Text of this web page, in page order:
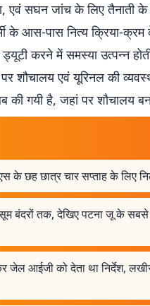
एवं सघन जांच के लिए तैनाती के
के आस-पास नित्य क्रिया-
करने में समस्या उत्पन्न
शौचालय एवं यूरिनल की
गयी है, जहां पर शौचालय
के छह छात्र चार सप्ताह के लिए
बंदरों तक, देखिए पटना जू के
जेल आईजी को देता था निर्देश,